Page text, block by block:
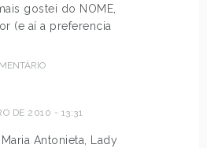
gostei do NOME,
(e aí a preferencia
DE 2010 - 13:31
Antonieta, Lady